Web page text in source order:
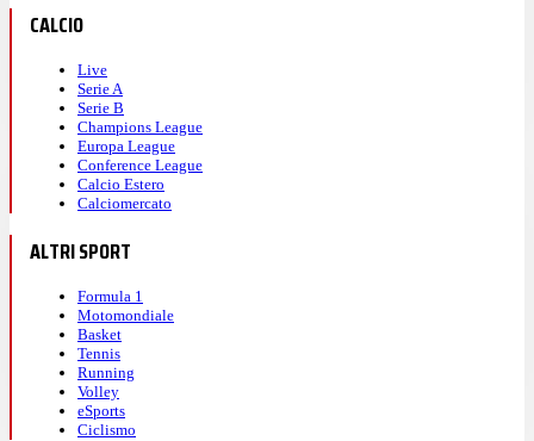
CALCIO
Live
Serie A
Serie B
Champions League
Europa League
Conference League
Calcio Estero
Calciomercato
ALTRI SPORT
Formula 1
Motomondiale
Basket
Tennis
Running
Volley
eSports
Ciclismo